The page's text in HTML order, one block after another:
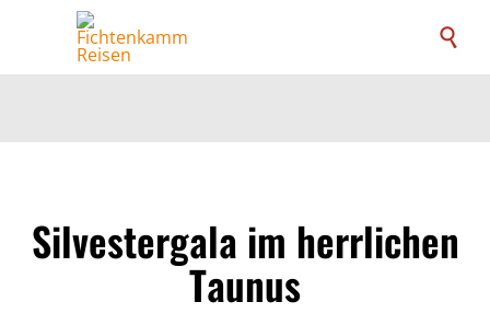

Silvestergala im herrlichen
Taunus